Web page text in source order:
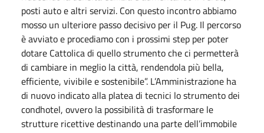
posti auto e altri servizi. Con questo incontro abbiamo
mosso un ulteriore passo decisivo per il Pug. Il percorso
è avviato e procediamo con i prossimi step per poter
dotare Cattolica di quello strumento che ci permetterà
di cambiare in meglio la città, rendendola più bella,
efficiente, vivibile e sostenibile”. L’Amministrazione ha
di nuovo indicato alla platea di tecnici lo strumento dei
condhotel, ovvero la possibilità di trasformare le
strutture ricettive destinando una parte dell’immobile